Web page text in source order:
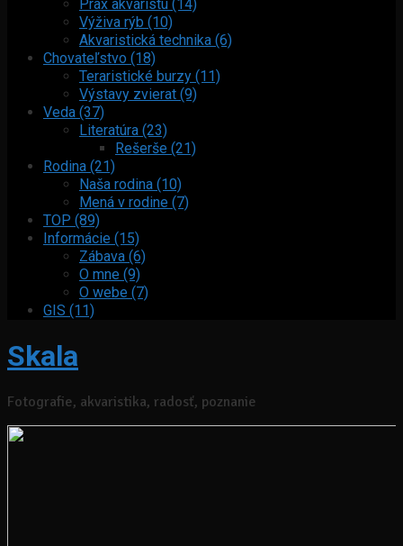
Prax akvaristu (14)
Výživa rýb (10)
Akvaristická technika (6)
Chovateľstvo (18)
Teraristické burzy (11)
Výstavy zvierat (9)
Veda (37)
Literatúra (23)
Rešerše (21)
Rodina (21)
Naša rodina (10)
Mená v rodine (7)
TOP (89)
Informácie (15)
Zábava (6)
O mne (9)
O webe (7)
GIS (11)
Skala
Fotografie, akvaristika, radosť, poznanie